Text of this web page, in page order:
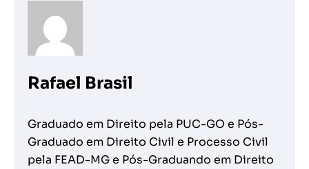
Rafael Brasil
Graduado em Direito pela PUC-GO e Pós-
Graduado em Direito Civil e Processo Civil
pela FEAD-MG e Pós-Graduando em Direito